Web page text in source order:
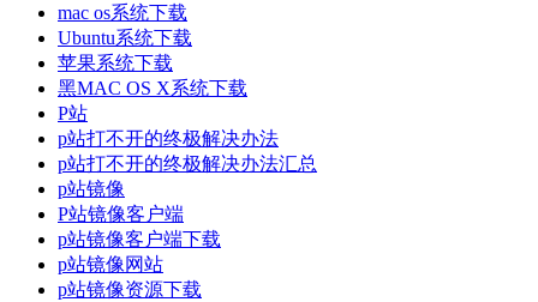
mac os系统下载
Ubuntu系统下载
苹果系统下载
黑MAC OS X系统下载
P站
p站打不开的终极解决办法
p站打不开的终极解决办法汇总
p站镜像
P站镜像客户端
p站镜像客户端下载
p站镜像网站
p站镜像资源下载